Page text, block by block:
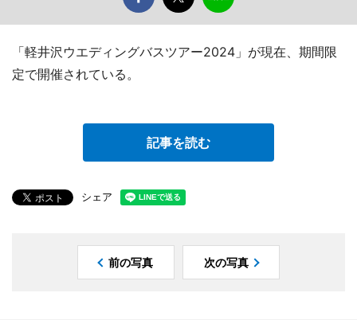
「軽井沢ウエディングバスツアー2024」が現在、期間限
定で開催されている。
記事を読む
シェア
前の写真 次の写真